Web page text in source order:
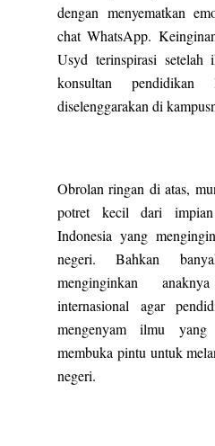
dengan menyematkan
chat WhatsApp.
Usyd terinspirasi setelah
konsultan
diselenggarakan di
Obrolan ringan di atas,
potret kecil dari
Indonesia yang
negeri. Bahkan
menginginkan
internasional agar
mengenyam ilmu yang
membuka pintu untuk
negeri.